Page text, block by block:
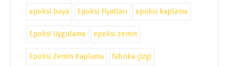
epoksi boya Epoksi Fiyatları epoksi kaplama
Epoksi Uygulama epoksi zemin
Epoksi Zemin Kaplama fabrika çizgi